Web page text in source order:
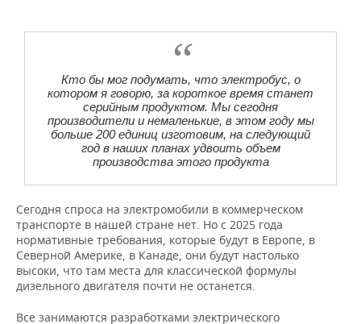
Кто бы мог подумать, что электробус, о
котором я говорю, за короткое время станет
серийным продуктом. Мы сегодня
производители и немаленькие, в этом году мы
больше 200 единиц изготовим, на следующий
год в наших планах удвоить объем
производства этого продукта
Сегодня спроса на электромобили в коммерческом
транспорте в нашей стране нет. Но с 2025 года
нормативные требования, которые будут в Европе, в
Северной Америке, в Канаде, они будут настолько
высоки, что там места для классической формулы
дизельного двигателя почти не останется.
Все занимаются разработками электрического